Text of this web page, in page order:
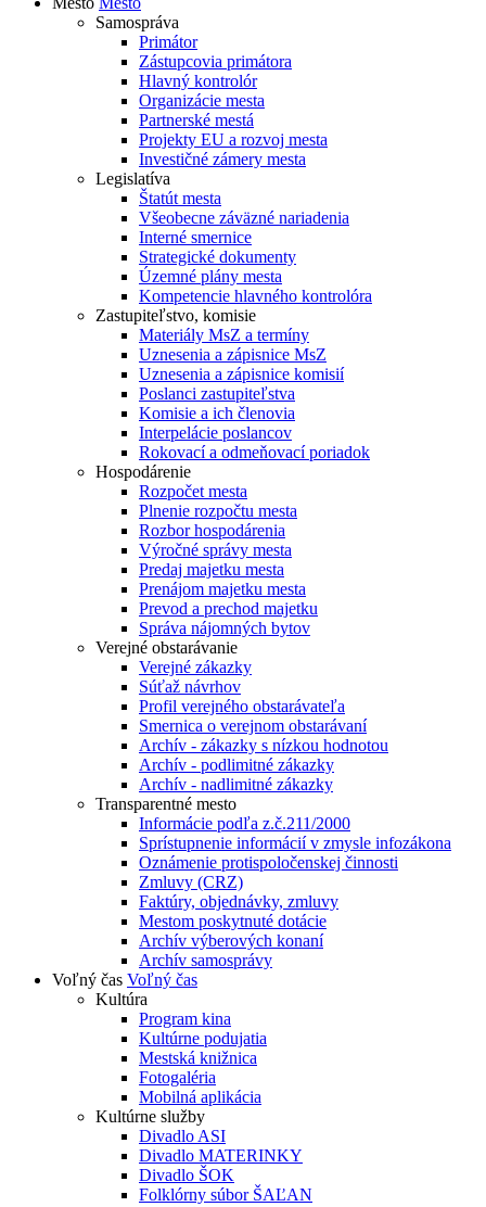
Samospráva
Primátor
Zástupcovia primátora
Hlavný kontrolór
Organizácie mesta
Partnerské mestá
Projekty EU a rozvoj mesta
Investičné zámery mesta
Legislatíva
Štatút mesta
Všeobecne záväzné nariadenia
Interné smernice
Strategické dokumenty
Územné plány mesta
Kompetencie hlavného kontrolóra
Zastupiteľstvo, komisie
Materiály MsZ a termíny
Uznesenia a zápisnice MsZ
Uznesenia a zápisnice komisií
Poslanci zastupiteľstva
Komisie a ich členovia
Interpelácie poslancov
Rokovací a odmeňovací poriadok
Hospodárenie
Rozpočet mesta
Plnenie rozpočtu mesta
Rozbor hospodárenia
Výročné správy mesta
Predaj majetku mesta
Prenájom majetku mesta
Prevod a prechod majetku
Správa nájomných bytov
Verejné obstarávanie
Verejné zákazky
Súťaž návrhov
Profil verejného obstarávateľa
Smernica o verejnom obstarávaní
Archív - zákazky s nízkou hodnotou
Archív - podlimitné zákazky
Archív - nadlimitné zákazky
Transparentné mesto
Informácie podľa z.č.211/2000
Sprístupnenie informácií v zmysle infozákona
Oznámenie protispoločenskej činnosti
Zmluvy (CRZ)
Faktúry, objednávky, zmluvy
Mestom poskytnuté dotácie
Archív výberových konaní
Archív samosprávy
Voľný čas Voľný čas
Kultúra
Program kina
Kultúrne podujatia
Mestská knižnica
Fotogaléria
Mobilná aplikácia
Kultúrne služby
Divadlo ASI
Divadlo MATERINKY
Divadlo ŠOK
Folklórny súbor ŠAĽAN